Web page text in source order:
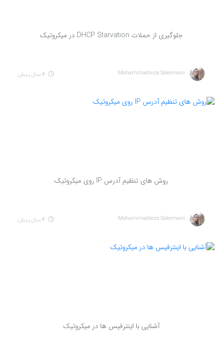
جلوگیری از حملات DHCP Starvation در میکروتیک
Mohammadreza Soleimani 4 سال پیش
روش های تنظیم آدرس IP روی میکروتیک
Mohammadreza Soleimani 4 سال پیش
آشنایی با اینترفیس ها در میکروتیک